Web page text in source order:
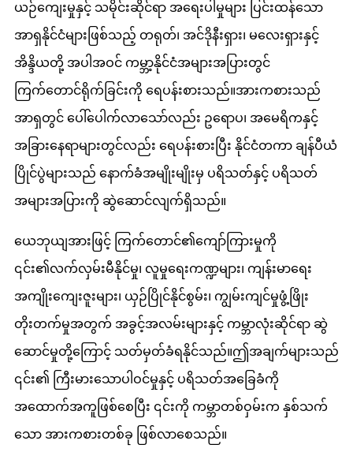
ယဉ်ကျေးမှုနှင့် သမိုင်းဆိုင်ရာ အရေးပါမှုများ ပြင်းထန်သော
အာရှနိုင်ငံများဖြစ်သည့် တရုတ်၊ အင်ဒိုနီးရှား၊ မလေးရှားနှင့်
အိန္ဒိယတို့ အပါအဝင် ကမ္ဘာ့နိုင်ငံအများအပြားတွင်
ကြက်တောင်ရိုက်ခြင်းကို ရေပန်းစားသည်။အားကစားသည်
အာရှတွင် ပေါ်ပေါက်လာသော်လည်း ဥရောပ၊ အမေရိကနှင့်
အခြားနေရာများတွင်လည်း ရေပန်းစားပြီး နိုင်ငံတကာ ချန်ပီယံ
ပြိုင်ပွဲများသည် နောက်ခံအမျိုးမျိုးမှ ပရိသတ်နှင့် ပရိသတ်
အများအပြားကို ဆွဲဆောင်လျက်ရှိသည်။
ယေဘုယျအားဖြင့် ကြက်တောင်၏ကျော်ကြားမှုကို
၎င်း၏လက်လှမ်းမီနိုင်မှု၊ လူမှုရေးကဏ္ဍများ၊ ကျန်းမာရေး
အကျိုးကျေးဇူးများ၊ ယှဉ်ပြိုင်နိုင်စွမ်း၊ ကျွမ်းကျင်မှုဖွံ့ဖြိုး
တိုးတက်မှုအတွက် အခွင့်အလမ်းများနှင့် ကမ္ဘာလုံးဆိုင်ရာ ဆွဲ
ဆောင်မှုတို့ကြောင့် သတ်မှတ်ခံရနိုင်သည်။ဤအချက်များသည်
၎င်း၏ ကြီးမားသောပါဝင်မှုနှင့် ပရိသတ်အခြေခံကို
အထောက်အကူဖြစ်စေပြီး ၎င်းကို ကမ္ဘာတစ်ဝှမ်းက နှစ်သက်
သော အားကစားတစ်ခု ဖြစ်လာစေသည်။